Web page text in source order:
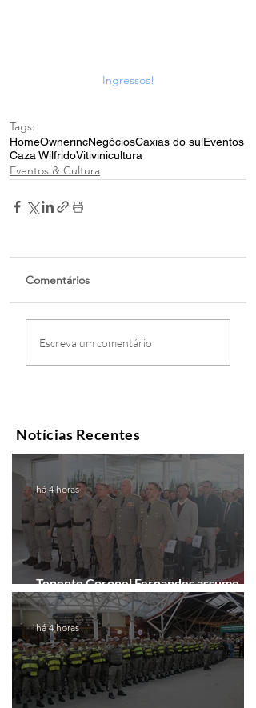
Ingressos!
Tags:
HomeOwnerincNegóciosCaxias do sulEventos
Caza WilfridoVitivinicultura
Eventos & Cultura
Comentários
Escreva um comentário
Notícias Recentes
Tenente Coronel Fernandes assume
comando do 41º BPM em Gramado
há 4 horas
há 4 horas